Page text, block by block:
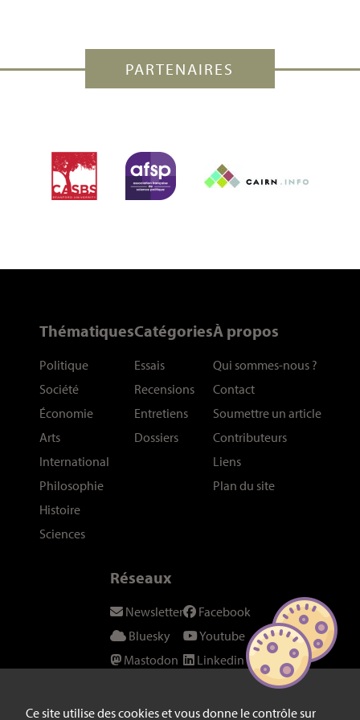
Ce site utilise des cookies et vous donne le contrôle sur
PARTENAIRES
Thématiques
Politique
Société
Économie
Arts
International
Philosophie
Histoire
Sciences
Catégories
Essais
Recensions
Entretiens
Dossiers
À propos
Qui sommes-nous ?
Contact
Soumettre un article
Contributeurs
Liens
Plan du site
Réseaux
Newsletter
Bluesky
Mastodon
Instagram
Facebook
Youtube
Linkedin
Fil RSS